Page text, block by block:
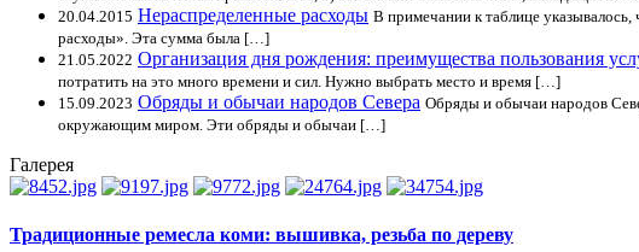
20.04.2015 Нераспределенные расходы В примечании к таблице
расходы». Эта сумма была […]
21.05.2022 Организация дня рождения: преимущества пользования
потратить на это много времени и сил. Нужно выбрать место и время […]
15.09.2023 Обряды и обычаи народов Севера Обряды и обычаи народов
окружающим миром. Эти обряды и обычаи […]
Галерея
Традиционные ремесла коми: вышивка, резьба по дереву